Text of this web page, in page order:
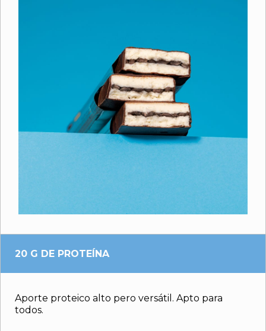
20 G DE PROTEÍNA
Aporte proteico alto pero versátil. Apto para
todos.